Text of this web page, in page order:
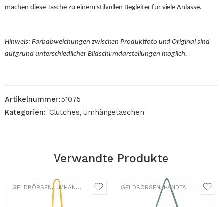
machen diese Tasche zu einem stilvollen Begleiter für viele Anlässe.
Hinweis: Farbabweichungen zwischen Produktfoto und Original sind
aufgrund unterschiedlicher Bildschirmdarstellungen möglich.
Artikelnummer:51075
Kategorien: Clutches, Umhängetaschen
Verwandte Produkte
GELDBÖRSEN, UMHÄNGETASCHEN GELDBÖRSEN,HANDTASCHEN ,